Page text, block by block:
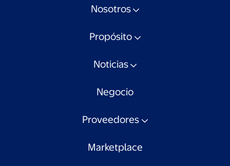
Nosotros
Propósito
Noticias
Negocio
Proveedores
Marketplace